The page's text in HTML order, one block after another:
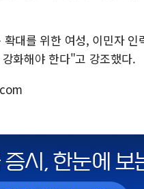
대를 위한 여성, 이민자
화해야 한다"고 강조했다.